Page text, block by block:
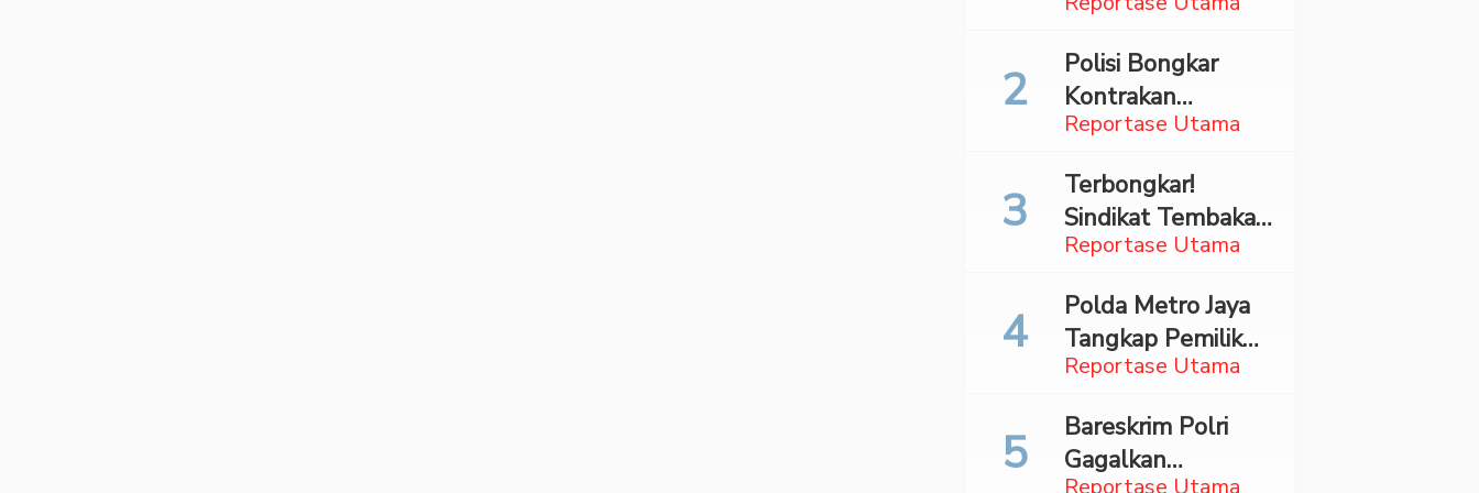
Surabaya,
Madina Ditangkap
Bareskrim
Reportase Utama
Polisi Bongkar
Kontrakan
Penyimpan 27,96
Reportase Utama
Terbongkar!
Sindikat Tembakau
Sintetis Bermodus
di Jaksel
Reportase Utama
Polda Metro Jaya
Tangkap Pemilik
Akun TikTok
Hoaks Ajakan
Demo Turunkan
Reportase Utama
Bareskrim Polri
Gagalkan